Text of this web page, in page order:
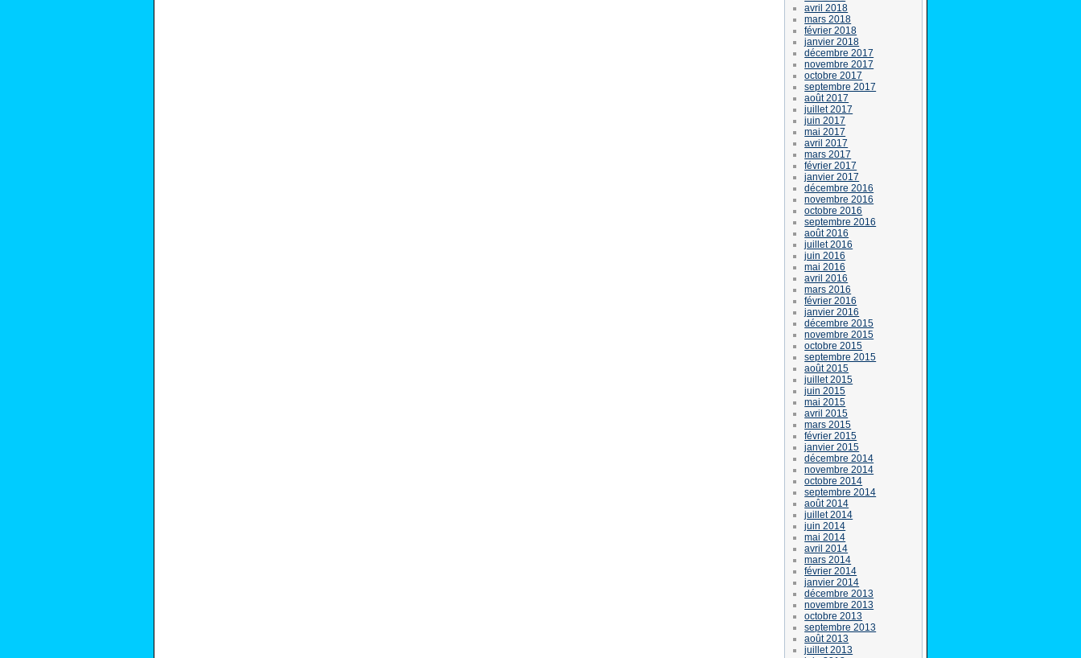
avril 2018
mars 2018
février 2018
janvier 2018
décembre 2017
novembre 2017
octobre 2017
septembre 2017
août 2017
juillet 2017
juin 2017
mai 2017
avril 2017
mars 2017
février 2017
janvier 2017
décembre 2016
novembre 2016
octobre 2016
septembre 2016
août 2016
juillet 2016
juin 2016
mai 2016
avril 2016
mars 2016
février 2016
janvier 2016
décembre 2015
novembre 2015
octobre 2015
septembre 2015
août 2015
juillet 2015
juin 2015
mai 2015
avril 2015
mars 2015
février 2015
janvier 2015
décembre 2014
novembre 2014
octobre 2014
septembre 2014
août 2014
juillet 2014
juin 2014
mai 2014
avril 2014
mars 2014
février 2014
janvier 2014
décembre 2013
novembre 2013
octobre 2013
septembre 2013
août 2013
juillet 2013